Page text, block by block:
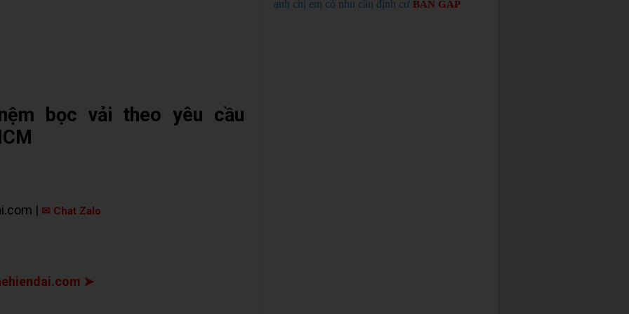
bọc vải theo yêu cầu
| ✉ Chat Zalo
➤
anh chị em có nhu cầu định cư BÁN GẤP